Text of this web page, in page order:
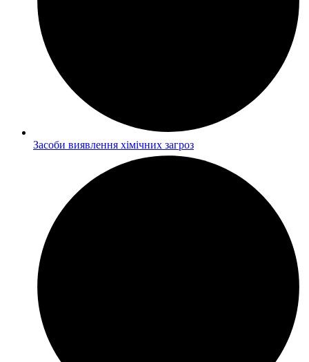
Засоби виявлення хімічних загроз